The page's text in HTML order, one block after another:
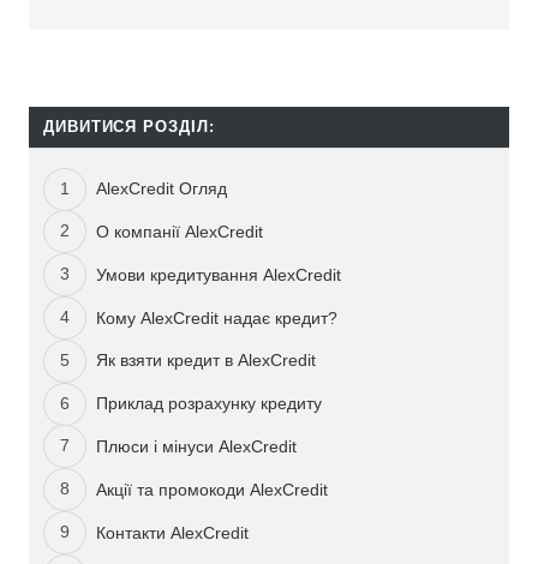
ДИВИТИСЯ РОЗДІЛ:
AlexCredit Огляд
О компанії AlexCredit
Умови кредитування AlexCredit
Кому AlexCredit надає кредит?
Як взяти кредит в AlexCredit
Приклад розрахунку кредиту
Плюси і мінуси AlexCredit
Акції та промокоди AlexCredit
Контакти AlexCredit